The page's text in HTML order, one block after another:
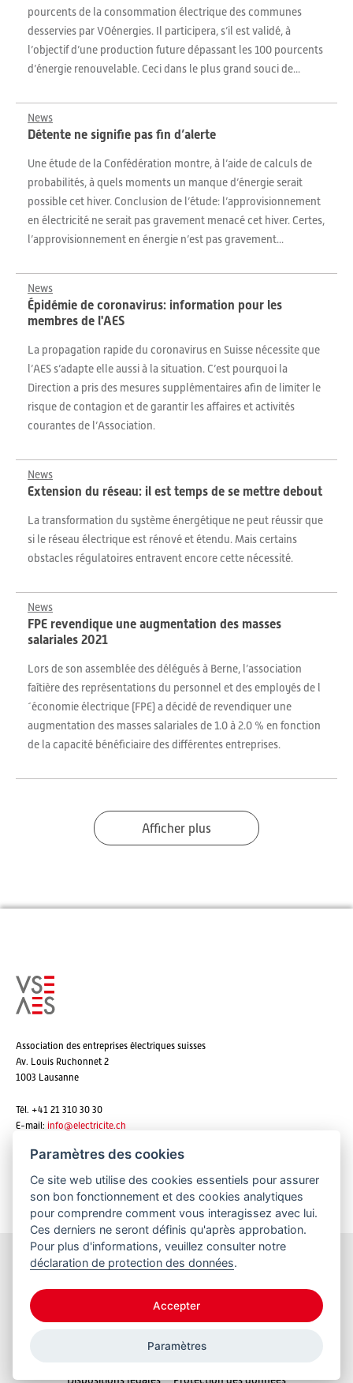
pourcents de la consommation électrique des communes
desservies par VOénergies. Il participera, s’il est validé, à
l’objectif d’une production future dépassant les 100 pourcents
d’énergie renouvelable. Ceci dans le plus grand souci de...
News
Détente ne signifie pas fin d’alerte
Une étude de la Confédération montre, à l’aide de calculs de
probabilités, à quels moments un manque d’énergie serait
possible cet hiver. Conclusion de l’étude: l’approvisionnement
en électricité ne serait pas gravement menacé cet hiver. Certes,
l’approvisionnement en énergie n’est pas gravement...
News
Épidémie de coronavirus: information pour les
membres de l'AES
La propagation rapide du coronavirus en Suisse nécessite que
l’AES s’adapte elle aussi à la situation. C’est pourquoi la
Direction a pris des mesures supplémentaires afin de limiter le
risque de contagion et de garantir les affaires et activités
courantes de l’Association.
News
Extension du réseau: il est temps de se mettre debout
La transformation du système énergétique ne peut réussir que
si le réseau électrique est rénové et étendu. Mais certains
obstacles régulatoires entravent encore cette nécessité.
News
FPE revendique une augmentation des masses
salariales 2021
Lors de son assemblée des délégués à Berne, l’association
faîtière des représentations du personnel et des employés de l
´économie électrique (FPE) a décidé de revendiquer une
augmentation des masses salariales de 1.0 à 2.0 % en fonction
de la capacité bénéficiaire des différentes entreprises.
Afficher plus
Association des entreprises électriques suisses
Av. Louis Ruchonnet 2
1003 Lausanne
Tél. +41 21 310 30 30
E-mail: info@electricite.ch
S'abonner aux newsletters
Restez informés
Dispositions légales
Protection des données
Paramètres des cookies
Ce site web utilise des cookies essentiels pour assurer
son bon fonctionnement et des cookies analytiques
pour comprendre comment vous interagissez avec lui.
Ces derniers ne seront définis qu'après approbation.
Pour plus d'informations, veuillez consulter notre
déclaration de protection des données.
Accepter
Paramètres